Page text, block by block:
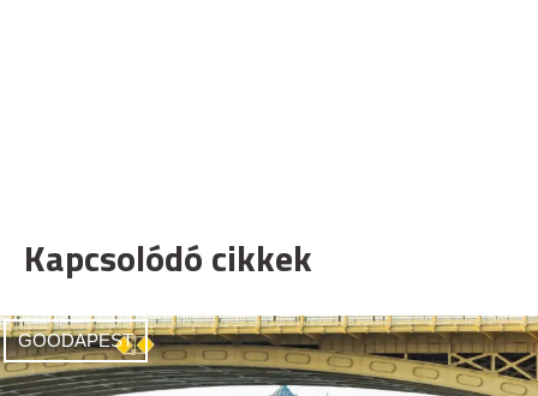
Kapcsolódó cikkek
GOODAPEST